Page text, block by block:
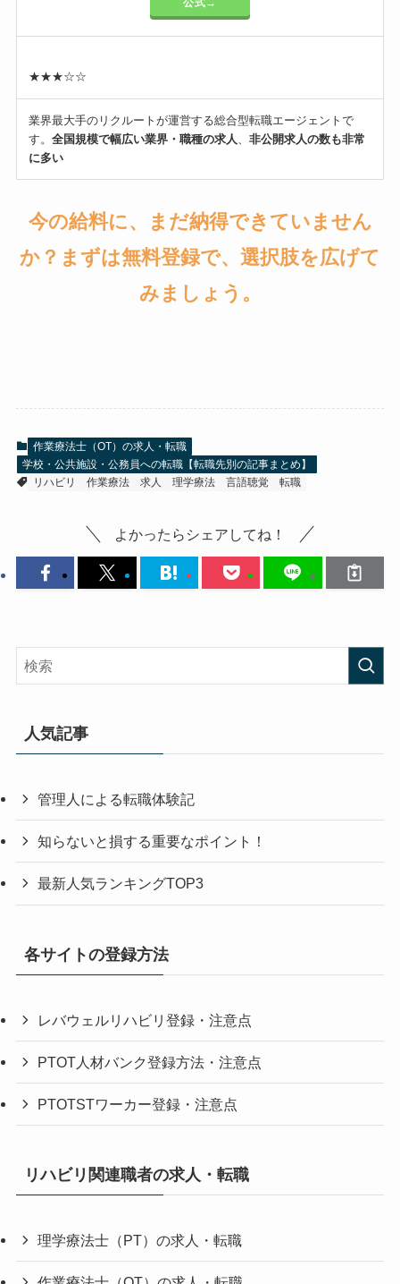
公式→
★★★☆☆
業界最大手のリクルートが運営する総合型転職エージェントで
す。全国規模で幅広い業界・職種の求人、非公開求人の数も非常
に多い
今の給料に、まだ納得できていません
か？まずは無料登録で、選択肢を広げて
みましょう。
作業療法士（OT）の求人・転職
学校・公共施設・公務員への転職【転職先別の記事まとめ】
リハビリ
作業療法 求人 理学療法 言語聴覚 転職
よかったらシェアしてね！
人気記事
管理人による転職体験記
知らないと損する重要なポイント！
最新人気ランキングTOP3
各サイトの登録方法
レバウェルリハビリ登録・注意点
PTOT人材バンク登録方法・注意点
PTOTSTワーカー登録・注意点
リハビリ関連職者の求人・転職
理学療法士（PT）の求人・転職